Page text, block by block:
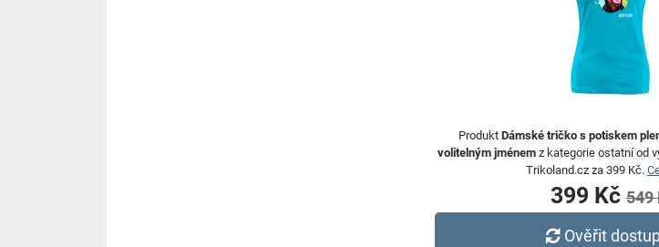
Produkt Dámské tričko s potiskem
volitelným jménemz kategorie ostatní od
Trikoland.cz za 399 Kč.
399 Kč549
Ověřit